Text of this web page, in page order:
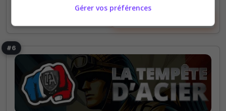
#6
Gérer vos préférences